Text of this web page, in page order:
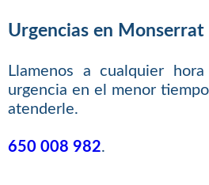
Urgencias en Monserrat
Llamenos a cualquier
urgencia en el menor
atenderle.
650 008 982.